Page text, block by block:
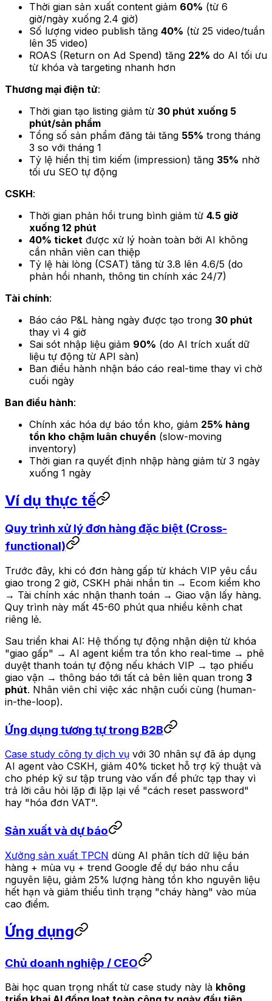
Thời gian sản xuất content giảm 60% (từ 6
giờ/ngày xuống 2.4 giờ)
Số lượng video publish tăng 40% (từ 25 video/tuần
lên 35 video)
ROAS (Return on Ad Spend) tăng 22% do AI tối ưu
từ khóa và targeting nhanh hơn
Thương mại điện tử:
Thời gian tạo listing giảm từ 30 phút xuống 5
phút/sản phẩm
Tổng số sản phẩm đăng tải tăng 55% trong tháng
3 so với tháng 1
Tỷ lệ hiển thị tìm kiếm (impression) tăng 35% nhờ
tối ưu SEO tự động
CSKH:
Thời gian phản hồi trung bình giảm từ 4.5 giờ
xuống 12 phút
40% ticket được xử lý hoàn toàn bởi AI không
cần nhân viên can thiệp
Tỷ lệ hài lòng (CSAT) tăng từ 3.8 lên 4.6/5 (do
phản hồi nhanh, thông tin chính xác 24/7)
Tài chính:
Báo cáo P&L hàng ngày được tạo trong 30 phút
thay vì 4 giờ
Sai sót nhập liệu giảm 90% (do AI trích xuất dữ
liệu tự động từ API sàn)
Ban điều hành nhận báo cáo real-time thay vì chờ
cuối ngày
Ban điều hành:
Chính xác hóa dự báo tồn kho, giảm 25% hàng
tồn kho chậm luân chuyển (slow-moving
inventory)
Thời gian ra quyết định nhập hàng giảm từ 3 ngày
xuống 1 ngày
Ví dụ thực tế
Quy trình xử lý đơn hàng đặc biệt (Cross-
functional)
Trước đây, khi có đơn hàng gấp từ khách VIP yêu cầu
giao trong 2 giờ, CSKH phải nhắn tin → Ecom kiểm kho
→ Tài chính xác nhận thanh toán → Giao vận lấy hàng.
Quy trình này mất 45-60 phút qua nhiều kênh chat
riêng lẻ.
Sau triển khai AI: Hệ thống tự động nhận diện từ khóa
"giao gấp" → AI agent kiểm tra tồn kho real-time → phê
duyệt thanh toán tự động nếu khách VIP → tạo phiếu
giao vận → thông báo tới tất cả bên liên quan trong 3
phút. Nhân viên chỉ việc xác nhận cuối cùng (human-
in-the-loop).
Ứng dụng tương tự trong B2B
Case study công ty dịch vụ với 30 nhân sự đã áp dụng
AI agent vào CSKH, giảm 40% ticket hỗ trợ kỹ thuật và
cho phép kỹ sư tập trung vào vấn đề phức tạp thay vì
trả lời câu hỏi lặp đi lặp lại về "cách reset password"
hay "hóa đơn VAT".
Sản xuất và dự báo
Xưởng sản xuất TPCN dùng AI phân tích dữ liệu bán
hàng + mùa vụ + trend Google để dự báo nhu cầu
nguyên liệu, giảm 25% lượng hàng tồn kho nguyên liệu
hết hạn và giảm thiểu tình trạng "cháy hàng" vào mùa
cao điểm.
Ứng dụng
Chủ doanh nghiệp / CEO
Bài học quan trọng nhất từ case study này là không